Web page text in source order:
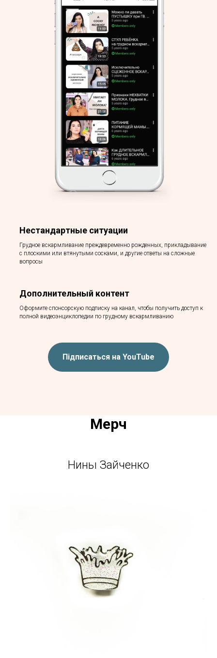
Нестандартные ситуации
Грудное вскармливание преждевременно рожденных, прикладывание
с плоскими или втянутыми сосками, и другие ответы на сложные
вопросы
Дополнительный контент
Оформите спонсорскую подписку на канал, чтобы получить доступ к
полной видеоэнциклопедии по грудному вскармливанию
Підписаться на YouTube
Мерч
Нины Зайченко